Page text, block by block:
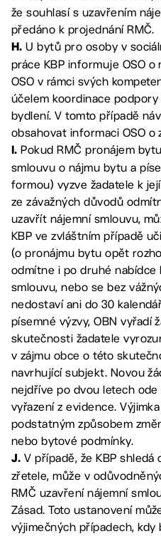
že souhlasí s uzavřením
předáno k projednání RMČ.
H. U bytů pro osoby v
práce KBP informuje OSO
OSO v rámci svých
účelem koordinace
bydlení. V tomto případě
obsahovat informaci OSO o
I. Pokud RMČ pronájem
smlouvu o nájmu bytu a
formou) vyzve žadatele k
ze závažných důvodů
uzavřít nájemní smlouvu,
KBP ve zvláštním případě
(o pronájmu bytu opět
odmítne i po druhé nabídce
smlouvu, nebo se bez
nedostaví ani do 30
písemné výzvy, OBN vyřadí
skutečnosti žadatele
v zájmu obce o této
navrhující subjekt. Novou
nejdříve po dvou letech
vyřazení z evidence.
podstatným způsobem
nebo bytové podmínky.
J.V případě, že KBP
zřetele, může v
RMČ uzavření nájemní
Zásad. Toto ustanovení
výjimečných případech,